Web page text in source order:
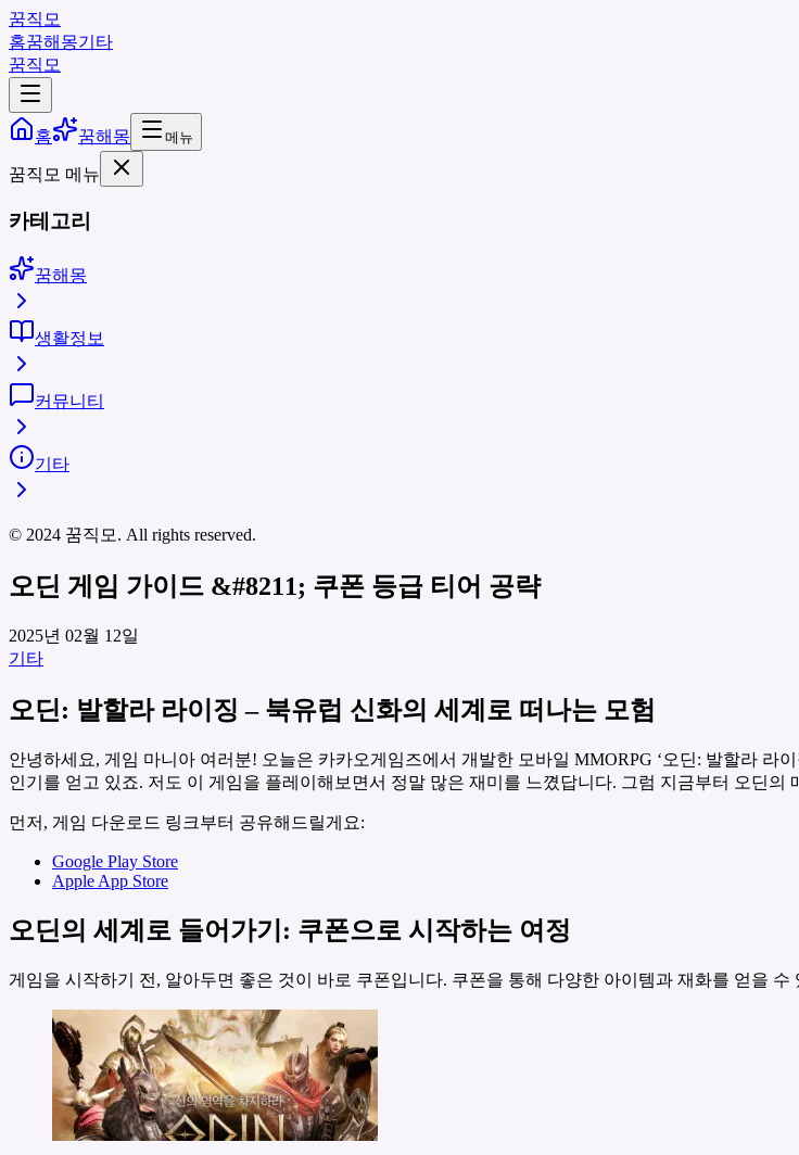
꿈직모
홈꿈해몽기타
꿈직모
홈 꿈해몽 메뉴
꿈직모 메뉴
카테고리
꿈해몽
생활정보
커뮤니티
기타
© 2024 꿈직모. All rights reserved.
오딘 게임 가이드 &#8211; 쿠폰 등급 티어 공략
2025년 02월 12일
기타
오딘: 발할라 라이징 – 북유럽 신화의 세계로 떠나는 모험
안녕하세요, 게임 마니아 여러분! 오늘은 카카오게임즈에서 개발한 모바일 MMORPG ‘오딘: 발할라
인기를 얻고 있죠. 저도 이 게임을 플레이해보면서 정말 많은 재미를 느꼈답니다. 그럼 지금부터 오딘의
먼저, 게임 다운로드 링크부터 공유해드릴게요:
Google Play Store
Apple App Store
오딘의 세계로 들어가기: 쿠폰으로 시작하는 여정
게임을 시작하기 전, 알아두면 좋은 것이 바로 쿠폰입니다. 쿠폰을 통해 다양한 아이템과 재화를 얻을